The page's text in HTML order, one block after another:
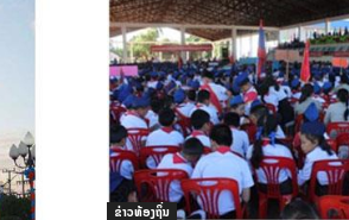
ຂ່າວທ້ອງຖິ່ນ